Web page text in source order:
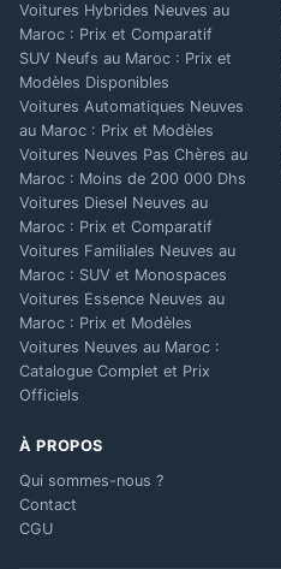
Voitures Hybrides Neuves au
Maroc : Prix et Comparatif
SUV Neufs au Maroc : Prix et
Modèles Disponibles
Voitures Automatiques Neuves
au Maroc : Prix et Modèles
Voitures Neuves Pas Chères au
Maroc : Moins de 200 000 Dhs
Voitures Diesel Neuves au
Maroc : Prix et Comparatif
Voitures Familiales Neuves au
Maroc : SUV et Monospaces
Voitures Essence Neuves au
Maroc : Prix et Modèles
Voitures Neuves au Maroc :
Catalogue Complet et Prix
Officiels
À PROPOS
Qui sommes-nous ?
Contact
CGU